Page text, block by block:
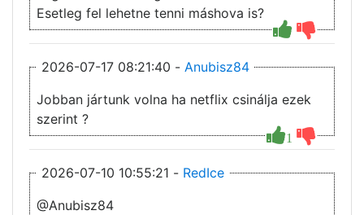
Esetleg fel lehetne tenni máshova is?
2026-07-17 08:21:40 - Anubisz84
1
Jobban jártunk volna ha netflix csinálja ezek
szerint ?
2026-07-10 10:55:21 - RedIce
@Anubisz84